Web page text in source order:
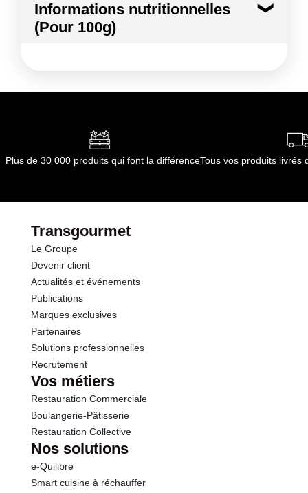
Potimarron
Conformément aux informations transmises
Informations nutritionnelles
(Pour 100g)
Kilojoules 275 kj
dont Acides gras saturés 0.03 g
dont Sucres
Fibres
Protéines
Sel
Plus de 30 000 produits qui font la différenceTous vos produits livrés
Transgourmet
Le Groupe
Devenir client
Actualités et événements
Publications
Marques exclusives
Partenaires
Solutions professionnelles
Recrutement
Vos métiers
Restauration Commerciale
Boulangerie-Pâtisserie
Restauration Collective
Nos solutions
e-Quilibre
Smart cuisine à réchauffer